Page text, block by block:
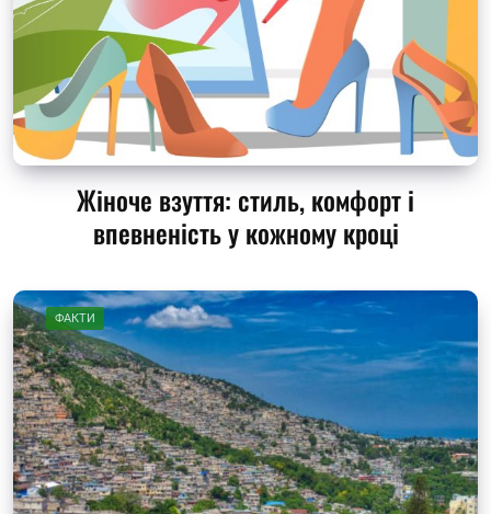
Жіноче взуття: стиль, комфорт і
впевненість у кожному кроці
ФАКТИ